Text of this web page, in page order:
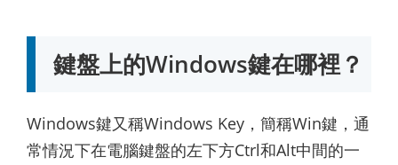
鍵盤上的Windows鍵在哪裡？
Windows鍵又稱Windows Key，簡稱Win鍵，通
常情況下在電腦鍵盤的左下方Ctrl和Alt中間的一